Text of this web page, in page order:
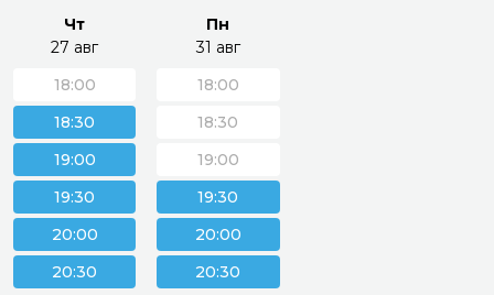
Чт
27 авг
18:00
18:30
19:00
19:30
20:00
20:30
Пн
31 авг
18:00
18:30
19:00
19:30
20:00
20:30